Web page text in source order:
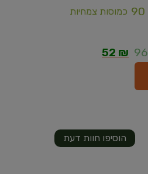
כמוסות צמחיות
96
52 ₪
הוסיפו חוות דעת